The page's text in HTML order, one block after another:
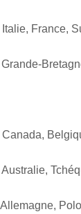
Italie, France,
Grande-
Canada,
Australie,
Allemagne,